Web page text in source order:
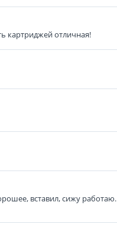
картриджей отличная!
вставил, сижу работаю.